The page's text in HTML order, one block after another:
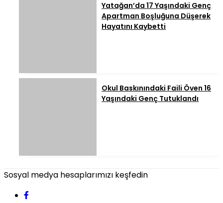
Yatağan’da 17 Yaşındaki Genç
Apartman Boşluğuna Düşerek
Hayatını Kaybetti
Okul Baskınındaki Faili Öven 16
Yaşındaki Genç Tutuklandı
Sosyal medya hesaplarımızı keşfedin